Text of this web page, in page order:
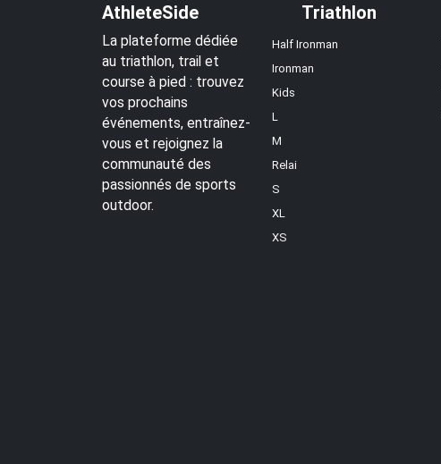
AthleteSide
La plateforme dédiée
au triathlon, trail et
course à pied : trouvez
vos prochains
événements, entraînez-
vous et rejoignez la
communauté des
passionnés de sports
outdoor.
Triathlon
Half Ironman
Ironman
Kids
L
M
Relai
S
XL
XS